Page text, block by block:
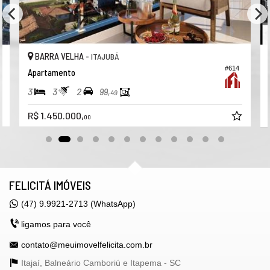
Gás individual
Hidrômetro individual
Living
Vista panorâmica
Sala de jantar
**Disponibilidade e valores sujeitos à alterações, consulte uma de
#614
BARRA VELHA - ITAJUBÁ
Apartamento
3 3 2 99,49
R$ 1.450.000,00
FELICITÁ IMÓVEIS
(47) 9.9921-2713 (WhatsApp)
ligamos para você
contato@meuimovelfelicita.com.br
Itajaí, Balneário Camboriú e Itapema - SC